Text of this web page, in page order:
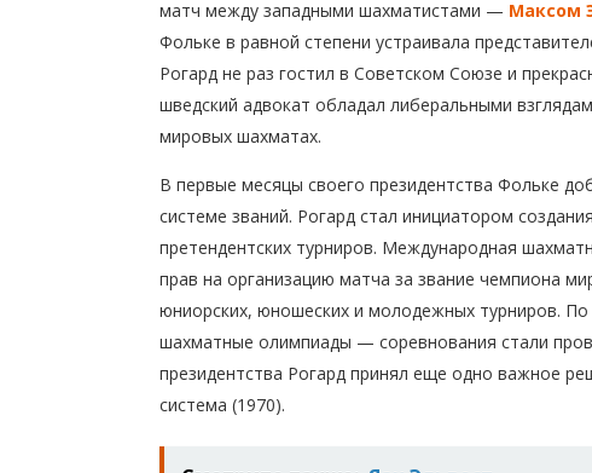
матч между западными шахматистами — Максом
Фольке в равной степени устраивала
Рогард не раз гостил в Советском Союзе и
шведский адвокат обладал либеральными
мировых шахматах.
В первые месяцы своего президентства Фольке
системе званий. Рогард стал инициатором
претендентских турниров. Международная
прав на организацию матча за звание чемпиона
юниорских, юношеских и молодежных турниров.
шахматные олимпиады — соревнования стали
президентства Рогард принял еще одно важное
система (1970).